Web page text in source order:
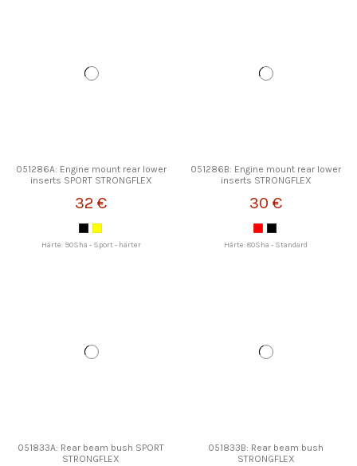
051286A: Engine mount rear lower
inserts SPORT STRONGFLEX
32 €
Härte: 90Sha - Sport - härter
051286B: Engine mount rear lower
inserts STRONGFLEX
30 €
Härte: 80Sha - Standard
051833A: Rear beam bush SPORT
STRONGFLEX
051833B: Rear beam bush
STRONGFLEX